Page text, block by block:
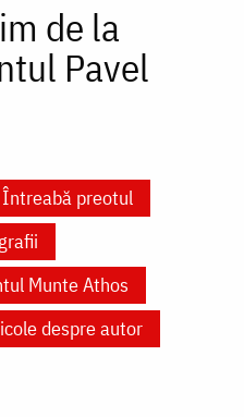
de la
Pavel
Întreabă preotul
Munte Athos
despre autor